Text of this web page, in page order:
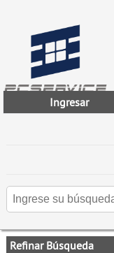
Ingresar
Refinar Búsqueda